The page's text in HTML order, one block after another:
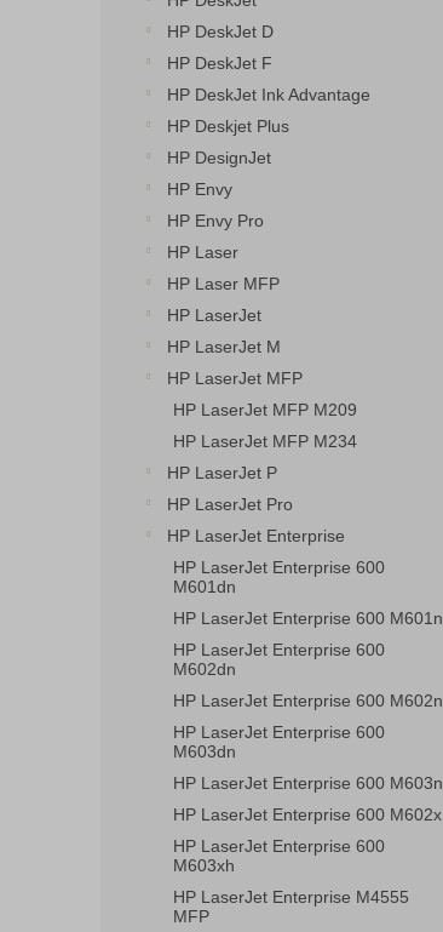
HP DeskJet D
HP DeskJet F
HP DeskJet Ink Advantage
HP Deskjet Plus
HP DesignJet
HP Envy
HP Envy Pro
HP Laser
HP Laser MFP
HP LaserJet
HP LaserJet M
HP LaserJet MFP
HP LaserJet MFP M209
HP LaserJet MFP M234
HP LaserJet P
HP LaserJet Pro
HP LaserJet Enterprise
HP LaserJet Enterprise 600
M601dn
HP LaserJet Enterprise 600 M601n
HP LaserJet Enterprise 600
M602dn
HP LaserJet Enterprise 600 M602n
HP LaserJet Enterprise 600
M603dn
HP LaserJet Enterprise 600 M603n
HP LaserJet Enterprise 600 M602x
HP LaserJet Enterprise 600
M603xh
HP LaserJet Enterprise M4555
MFP